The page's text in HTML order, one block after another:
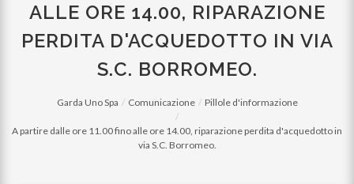
ALLE ORE 14.00, RIPARAZIONE
PERDITA D'ACQUEDOTTO IN VIA
S.C. BORROMEO.
Garda Uno Spa Comunicazione Pillole d'informazione
A partire dalle ore 11.00 fino alle ore 14.00, riparazione perdita d'acquedotto in
via S.C. Borromeo.